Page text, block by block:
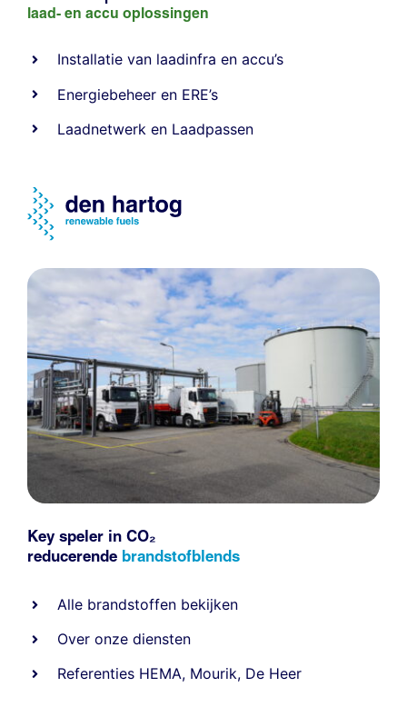
laad- en accu oplossingen
Installatie van laadinfra en accu’s
Energiebeheer en ERE’s
Laadnetwerk en Laadpassen
Key speler in CO₂
reducerende brandstofblends
Alle brandstoffen bekijken
Over onze diensten
Referenties HEMA, Mourik, De Heer